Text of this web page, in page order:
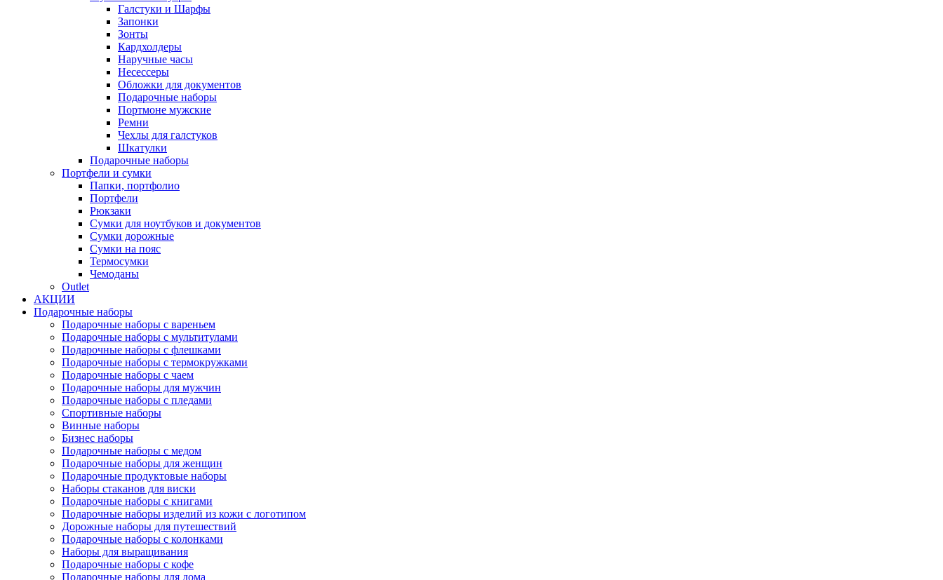
Галстуки и Шарфы
Запонки
Зонты
Кардхолдеры
Наручные часы
Несессеры
Обложки для документов
Подарочные наборы
Портмоне мужские
Ремни
Чехлы для галстуков
Шкатулки
Подарочные наборы
Портфели и сумки
Папки, портфолио
Портфели
Рюкзаки
Сумки для ноутбуков и документов
Сумки дорожные
Сумки на пояс
Термосумки
Чемоданы
Outlet
АКЦИИ
Подарочные наборы
Подарочные наборы с вареньем
Подарочные наборы с мультитулами
Подарочные наборы с флешками
Подарочные наборы с термокружками
Подарочные наборы с чаем
Подарочные наборы для мужчин
Подарочные наборы с пледами
Спортивные наборы
Винные наборы
Бизнес наборы
Подарочные наборы с медом
Подарочные наборы для женщин
Подарочные продуктовые наборы
Наборы стаканов для виски
Подарочные наборы с книгами
Подарочные наборы изделий из кожи с логотипом
Дорожные наборы для путешествий
Подарочные наборы с колонками
Наборы для выращивания
Подарочные наборы с кофе
Подарочные наборы для дома